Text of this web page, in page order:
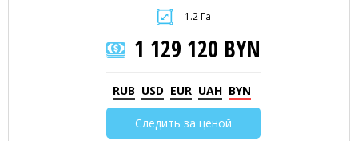
1.2 Га
1 129 120 BYN
RUB USD EUR UAH BYN
Следить за ценой